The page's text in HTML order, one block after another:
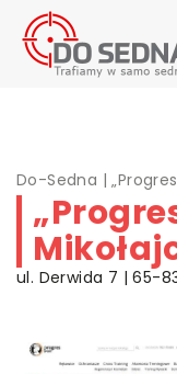
Do-Sedna |
ul. Derwida 7 | 65-